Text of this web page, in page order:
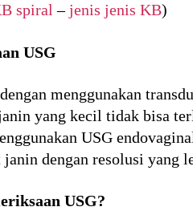
spiral –jenis jenis KB)
USG
menggunakan
yang kecil tidak bisa
USG
dengan resolusi yang
USG?